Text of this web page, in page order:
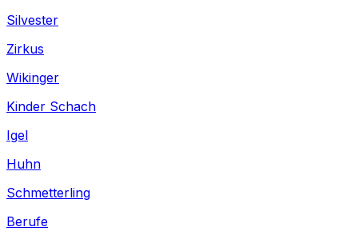
Silvester
Zirkus
Wikinger
Kinder Schach
Igel
Huhn
Schmetterling
Berufe